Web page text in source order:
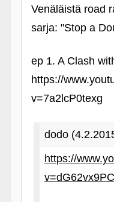
Venäläistä road
sarja: "Stop a
ep 1. A Clash
https://
v=7a2lcP0texg
dodo
https://